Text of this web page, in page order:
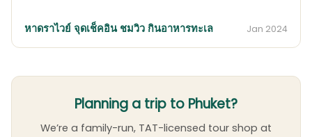
หาดราไวย์ จุดเช็คอิน ชมวิว กินอาหารทะเล Jan 2024
Planning a trip to Phuket?
We’re a family-run, TAT-licensed tour shop at